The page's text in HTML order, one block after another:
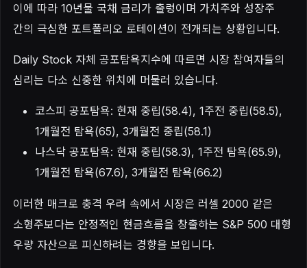
이에 따라 10년물 국채 금리가 출렁이며 가치주와 성장주
간의 극심한 포트폴리오 로테이션이 전개되는 상황입니다.
Daily Stock 자체 공포탐욕지수에 따르면 시장 참여자들의
심리는 다소 신중한 위치에 머물러 있습니다.
코스피 공포탐욕: 현재 중립(58.4), 1주전 중립(58.5),
1개월전 탐욕(65), 3개월전 중립(58.1)
나스닥 공포탐욕: 현재 중립(58.3), 1주전 탐욕(65.9),
1개월전 탐욕(67.6), 3개월전 탐욕(66.2)
이러한 매크로 충격 우려 속에서 시장은 러셀 2000 같은
소형주보다는 안정적인 현금흐름을 창출하는 S&P 500 대형
우량 자산으로 피신하려는 경향을 보입니다.